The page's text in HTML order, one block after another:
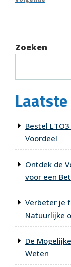
Zoeken
Bestel
Voordeel
Ontdek de
voor een
Verbeter je
Natuurlijke
De
Weten